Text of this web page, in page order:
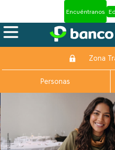
Encuéntranos
Zona
Personas